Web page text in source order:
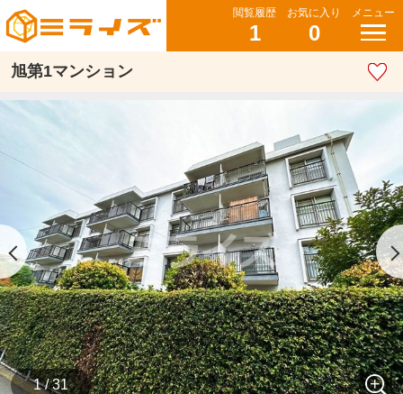
閲覧履歴
1
お気に入り
0
メニュー
旭第1マンション
1 / 31